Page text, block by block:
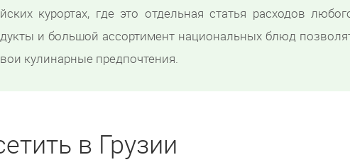
курортах, где это отдельная статья расходов
и большой ассортимент национальных блюд
кулинарные предпочтения.
в Грузии